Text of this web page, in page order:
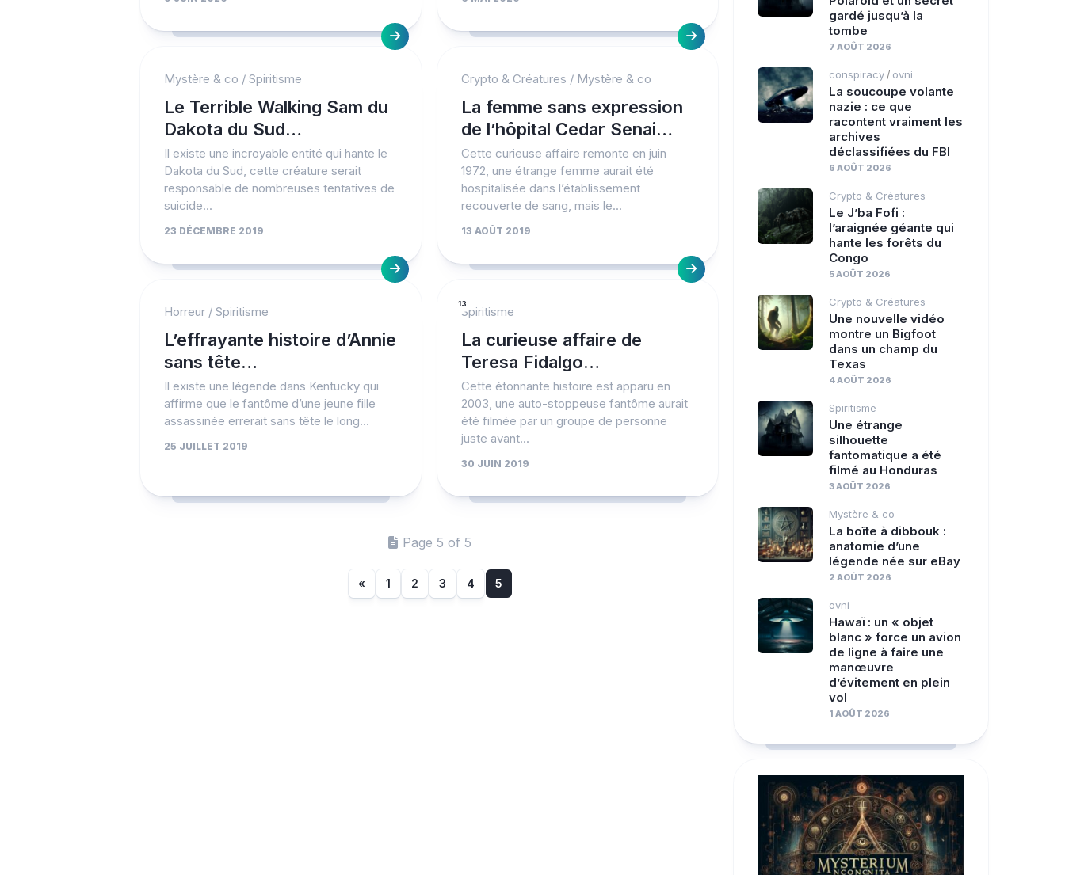
Mystère & co / Spiritisme
Le Terrible Walking Sam du
Dakota du Sud…
Il existe une incroyable entité qui hante le
Dakota du Sud, cette créature serait
responsable de nombreuses tentatives de
suicide...
23 DÉCEMBRE 2019
Crypto & Créatures / Mystère & co
La femme sans expression
de l’hôpital Cedar Senai…
Cette curieuse affaire remonte en juin
1972, une étrange femme aurait été
hospitalisée dans l’établissement
recouverte de sang, mais le...
13 AOÛT 2019
Horreur / Spiritisme
L’effrayante histoire d’Annie
sans tête…
Il existe une légende dans Kentucky qui
affirme que le fantôme d’une jeune fille
assassinée errerait sans tête le long...
25 JUILLET 2019
13
Spiritisme
La curieuse affaire de
Teresa Fidalgo…
Cette étonnante histoire est apparu en
2003, une auto-stoppeuse fantôme aurait
été filmée par un groupe de personne
juste avant...
30 JUIN 2019
Page 5 of 5
« 1 2 3 4 5
gardé jusqu’à la
tombe
7 AOÛT 2026
conspiracy / ovni
La soucoupe volante
nazie : ce que
racontent vraiment les
archives
déclassifiées du FBI
6 AOÛT 2026
Crypto & Créatures
Le J’ba Fofi :
l’araignée géante qui
hante les forêts du
Congo
5 AOÛT 2026
Crypto & Créatures
Une nouvelle vidéo
montre un Bigfoot
dans un champ du
Texas
4 AOÛT 2026
Spiritisme
Une étrange
silhouette
fantomatique a été
filmé au Honduras
3 AOÛT 2026
Mystère & co
La boîte à dibbouk :
anatomie d’une
légende née sur eBay
2 AOÛT 2026
ovni
Hawaï : un « objet
blanc » force un avion
de ligne à faire une
manœuvre
d’évitement en plein
vol
1 AOÛT 2026